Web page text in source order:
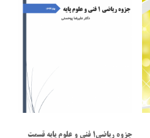
جزوه ریاضی1 فنی و علوم پایه قسمت